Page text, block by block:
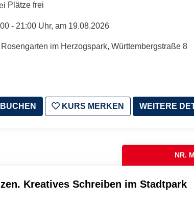
Plätze frei
- 21:00 Uhr, am 19.08.2026
im Herzogspark, Württembergstraße 8
KURS MERKEN WEITERE
NR.
Kreatives Schreiben im Stadtpark